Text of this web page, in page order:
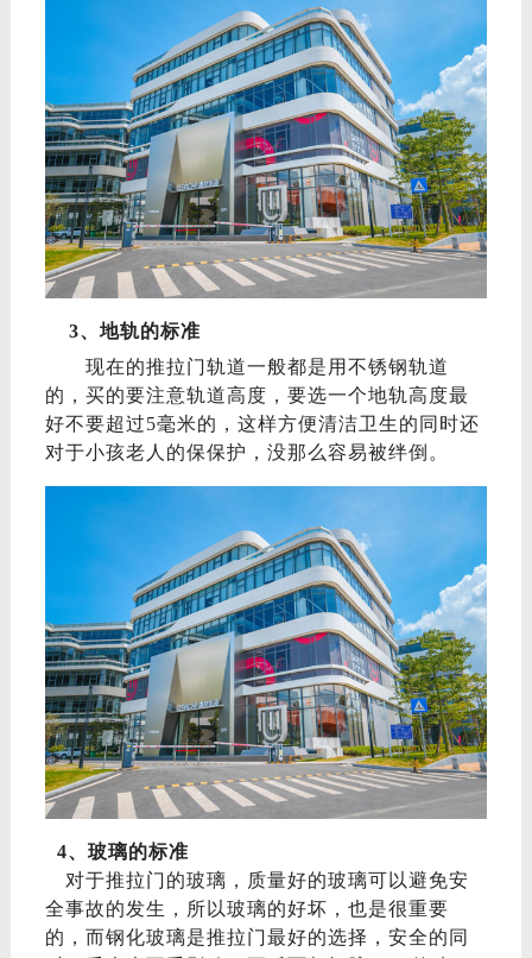
3、地轨的标准
现在的推拉门轨道一般都是用不锈钢轨道
的，买的要注意轨道高度 ， 要选一个地轨高度最
好不要超过5毫米的，这样方便清洁卫生的 同时还
对于小孩老人的保保护，没那么容易被绊倒。
4、 玻璃的标准
对于推拉门 的玻璃， 质量好的玻璃可以避免安
全事故的发生，所以玻璃的好坏，也是很重要
的 ， 而钢化玻璃是推拉门最好的选择， 安全的同